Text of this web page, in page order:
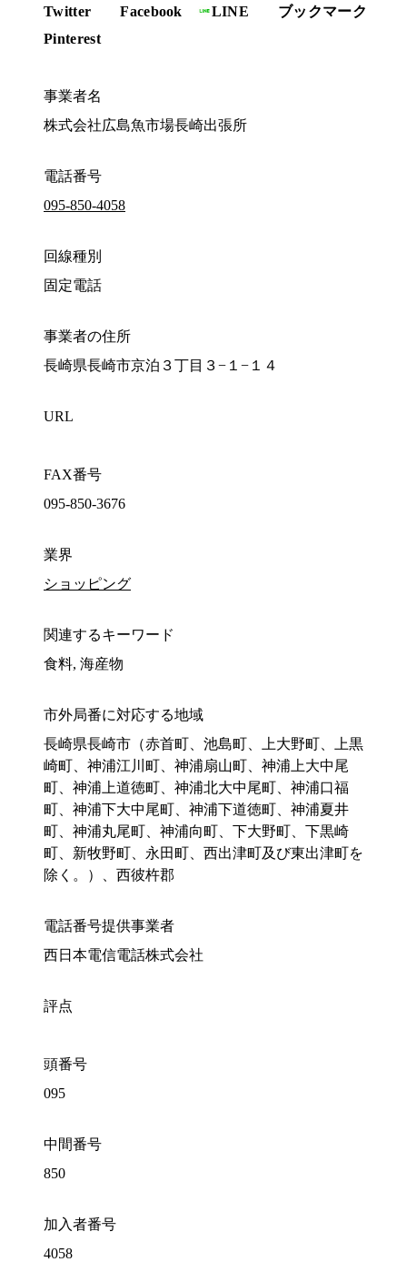
Twitter Facebook LINE
ブックマーク
Pinterest
事業者名
株式会社広島魚市場長崎出張所
電話番号
095-850-4058
回線種別
固定電話
事業者の住所
長崎県長崎市京泊３丁目３−１−１４
URL
FAX番号
095-850-3676
業界
ショッピング
関連するキーワード
食料, 海産物
市外局番に対応する地域
長崎県長崎市（赤首町、池島町、上大野町、上黒
崎町、神浦江川町、神浦扇山町、神浦上大中尾
町、神浦上道徳町、神浦北大中尾町、神浦口福
町、神浦下大中尾町、神浦下道徳町、神浦夏井
町、神浦丸尾町、神浦向町、下大野町、下黒崎
町、新牧野町、永田町、西出津町及び東出津町を
除く。）、西彼杵郡
電話番号提供事業者
西日本電信電話株式会社
評点
頭番号
095
中間番号
850
加入者番号
4058